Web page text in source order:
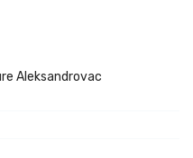
Aleksandrovac